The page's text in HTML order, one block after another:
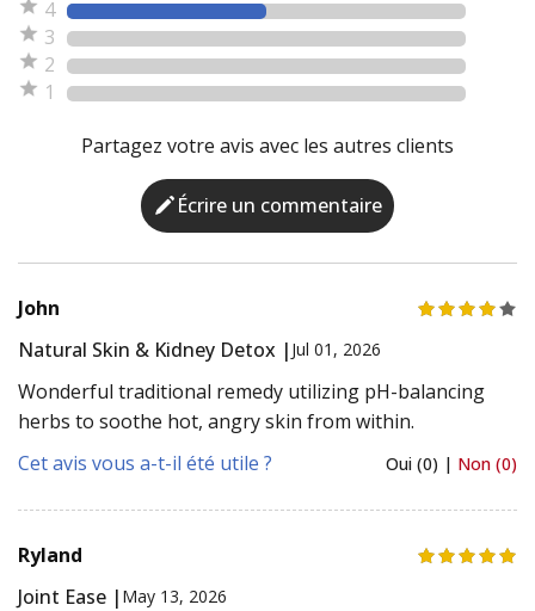
4
3
2
1
Partagez votre avis avec les autres clients
Écrire un commentaire
John
Natural Skin & Kidney Detox | Jul 01, 2026
Wonderful traditional remedy utilizing pH-balancing
herbs to soothe hot, angry skin from within.
Cet avis vous a-t-il été utile ?
Oui (0) | Non (0)
Ryland
Joint Ease | May 13, 2026